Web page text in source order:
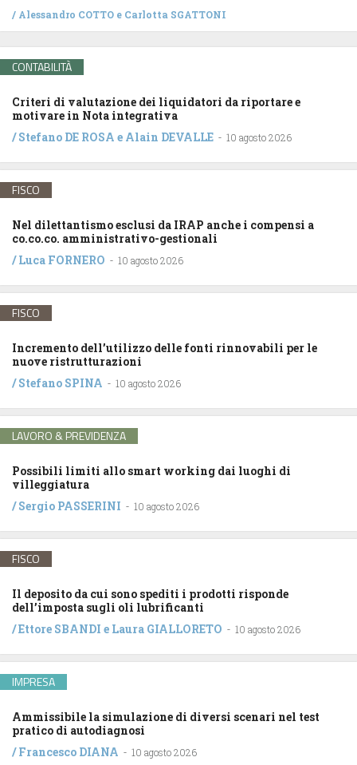
/ Alessandro COTTO e Carlotta SGATTONI
CONTABILITÀ
Criteri di valutazione dei liquidatori da riportare e
motivare in Nota integrativa
/Stefano DE ROSA e Alain DEVALLE - 10 agosto 2026
FISCO
Nel dilettantismo esclusi da IRAP anche i compensi a
co.co.co. amministrativo-gestionali
/Luca FORNERO - 10 agosto 2026
FISCO
Incremento dell’utilizzo delle fonti rinnovabili per le
nuove ristrutturazioni
/Stefano SPINA - 10 agosto 2026
LAVORO & PREVIDENZA
Possibili limiti allo smart working dai luoghi di
villeggiatura
/Sergio PASSERINI - 10 agosto 2026
FISCO
Il deposito da cui sono spediti i prodotti risponde
dell’imposta sugli oli lubrificanti
/Ettore SBANDI e Laura GIALLORETO - 10 agosto 2026
IMPRESA
Ammissibile la simulazione di diversi scenari nel test
pratico di autodiagnosi
/Francesco DIANA - 10 agosto 2026